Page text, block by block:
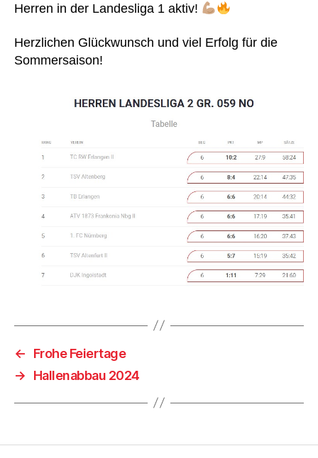
Herren in der Landesliga 1 aktiv!
Herzlichen Glückwunsch und viel Erfolg für die
Sommersaison!
←
Frohe Feiertage
→
Hallenabbau 2024